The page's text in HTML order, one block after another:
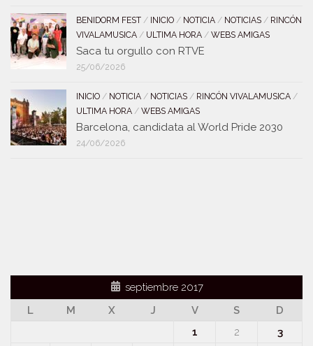
BENIDORM FEST / INICIO / NOTICIA / NOTICIAS / RINCÓN
VIVALAMUSICA / ULTIMA HORA / WEBS AMIGAS
Saca tu orgullo con RTVE
25/06/2026
INICIO / NOTICIA / NOTICIAS / RINCÓN VIVALAMUSICA /
ULTIMA HORA / WEBS AMIGAS
Barcelona, candidata al World Pride 2030
24/06/2026
septiembre 2017
L
M X J V S
D
1
2
3